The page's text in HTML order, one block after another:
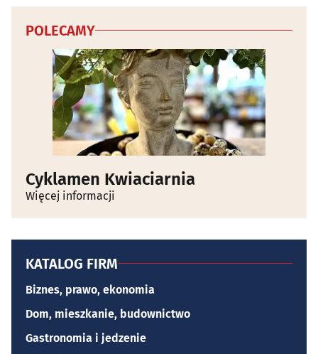
POLECAMY
Cyklamen Kwiaciarnia
Więcej informacji
KATALOG FIRM
Biznes, prawo, ekonomia
Dom, mieszkanie, budownictwo
Gastronomia i jedzenie